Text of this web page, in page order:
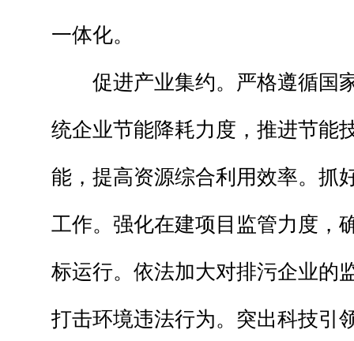
一体化。
促进产业集约。严格遵循国
统企业节能降耗力度，推进节能
能，提高资源综合利用效率。抓
工作。强化在建项目监管力度，
标运行。依法加大对排污企业的
打击环境违法行为。突出科技引